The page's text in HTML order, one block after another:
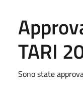
TARI
Sono state